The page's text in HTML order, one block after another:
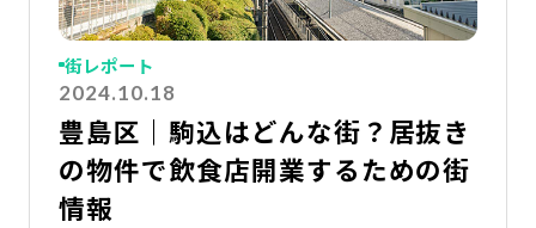
2024.10.18
街レポート
豊島区｜駒込はどんな街？居抜き
の物件で飲食店開業するための街
情報